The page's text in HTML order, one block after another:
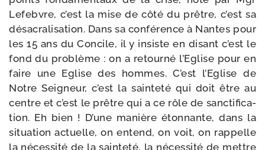
Lefebvre, c’est la mise de côté du prêtre, c’est sa
désa­cra­li­sa­tion. Dans sa confé­rence à Nantes pour
les 15 ans du Concile, il y insiste en disant c’est le
fond du pro­blème : on a retour­né l’Eglise pour en
faire une Eglise des hommes. C’est l’Eglise de
Notre Seigneur, c’est la sain­te­té qui doit être au
centre et c’est le prêtre qui a ce rôle de sanc­ti­fi­ca­
tion. Eh bien ! D’une manière éton­nante, dans la
situa­tion actuelle, on entend, on voit, on rap­pelle
la néces­si­té de la sain­te­té, la néces­si­té de mettre